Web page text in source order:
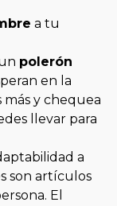
a tu
polerón
en la
más y chequea
llevar para
a
son artículos
El